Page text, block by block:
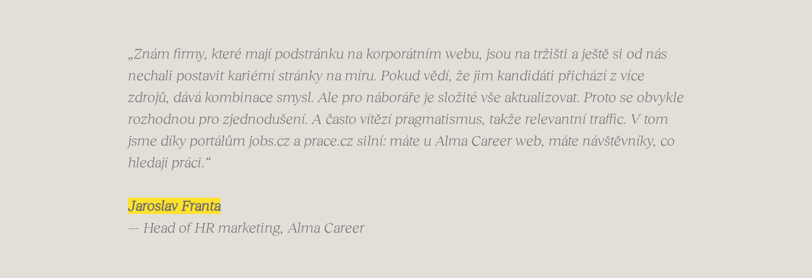
„Znám firmy, které mají podstránku na korporátním webu, jsou na tržišti a ještě si od nás
nechali postavit kariérní stránky na míru. Pokud vědí, že jim kandidáti přichází z více
zdrojů, dává kombinace smysl. Ale pro náboráře je složité vše aktualizovat. Proto se obvykle
rozhodnou pro zjednodušení. A často vítězí pragmatismus, takže relevantní traffic. V tom
jsme díky portálům jobs.cz a prace.cz silní: máte u Alma Career web, máte návštěvníky, co
hledají práci.“
Jaroslav Franta
— Head of HR marketing, Alma Career